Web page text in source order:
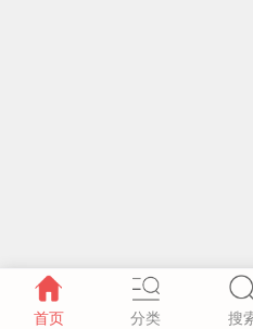
首页 分类 搜